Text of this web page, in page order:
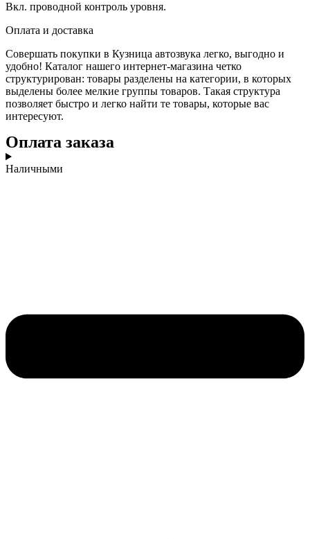
Вкл. проводной контроль уровня.
Оплата и доставка
Совершать покупки в Кузница автозвука легко, выгодно и
удобно! Каталог нашего интернет-магазина четко
структурирован: товары разделены на категории, в которых
выделены более мелкие группы товаров. Такая структура
позволяет быстро и легко найти те товары, которые вас
интересуют.
Оплата заказа
Наличными